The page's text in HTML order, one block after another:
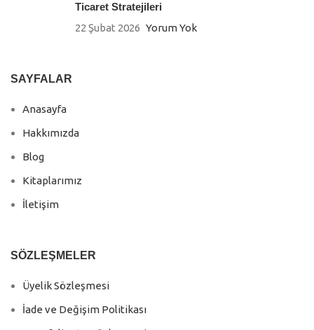
Ticaret Stratejileri
22 Şubat 2026 Yorum Yok
SAYFALAR
Anasayfa
Hakkımızda
Blog
Kitaplarımız
İletişim
SÖZLEŞMELER
Üyelik Sözleşmesi
İade ve Değişim Politikası